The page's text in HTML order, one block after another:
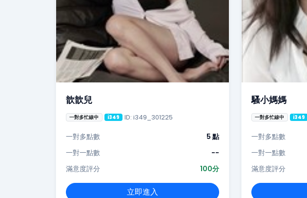
歆歆兒
一對多忙線中 i349 ID: i349_301225
一對多點數
5 點
一對一點數
--
滿意度評分
100分
立即進入
騷小媽媽
一對多忙線中 i349
一對多點數
一對一點數
滿意度評分